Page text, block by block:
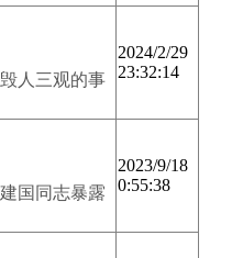
人三观的事
2024/2/29
23:32:14
国同志暴露
2023/9/18
0:55:38